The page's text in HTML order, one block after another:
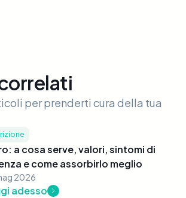
per prenderti cura della tua
a cosa serve, valori, sintomi di
e come assorbirlo meglio
2026
adesso